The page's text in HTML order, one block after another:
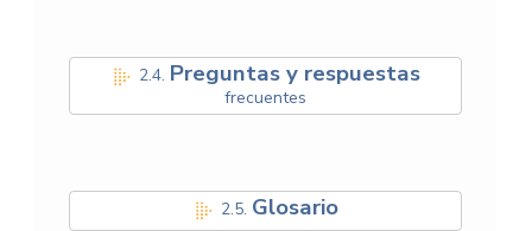
2.4. Preguntas y respuestas
frecuentes
2.5. Glosario